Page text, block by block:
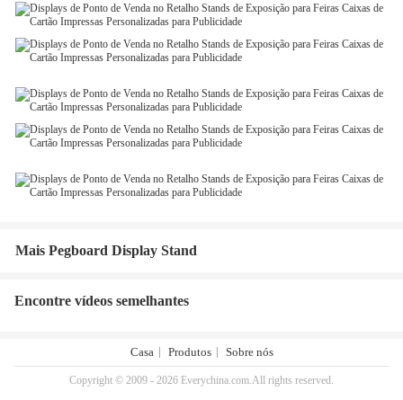
Mais Pegboard Display Stand
Encontre vídeos semelhantes
Casa Produtos Sobre nós
Copyright © 2009 - 2026 Everychina.com.All rights reserved.